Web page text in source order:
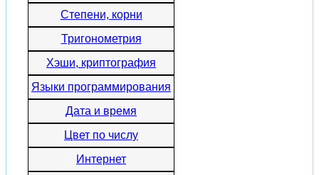
Степени, корни
Тригонометрия
Хэши, криптография
Языки программирования
Дата и время
Цвет по числу
Интернет